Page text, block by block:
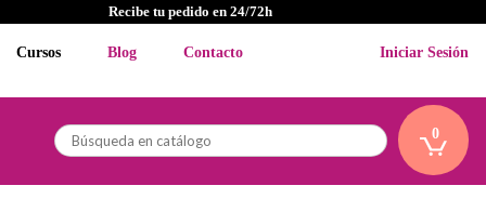
Recibe tu pedido en 24/72h
Cursos Blog Contacto Iniciar Sesión
0